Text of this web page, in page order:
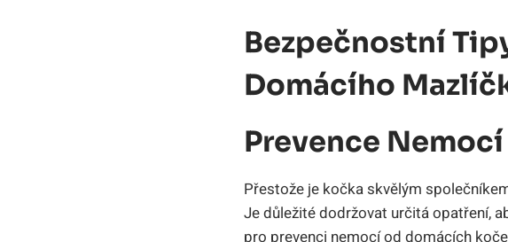
Bezpečnostní
Domácího
Prevence
Přestože je kočka skvělým
Je důležité dodržovat určitá opatření,
pro prevenci nemocí od domácích